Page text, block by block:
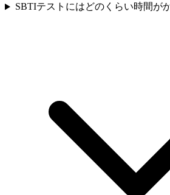
SBTIテストにはどのくらい時間が